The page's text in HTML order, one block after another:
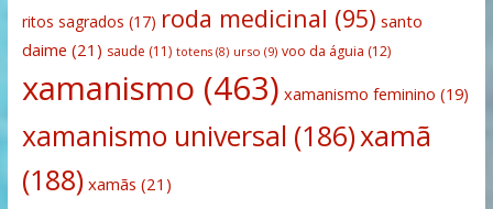
ritos sagrados (17) roda medicinal (95) santo
daime (21) saude (11) totens(8) urso (9) voo da águia (12)
xamanismo (463) xamanismo feminino (19)
xamanismo universal (186)xamã
(188) xamãs (21)